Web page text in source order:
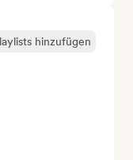
hinzufügen